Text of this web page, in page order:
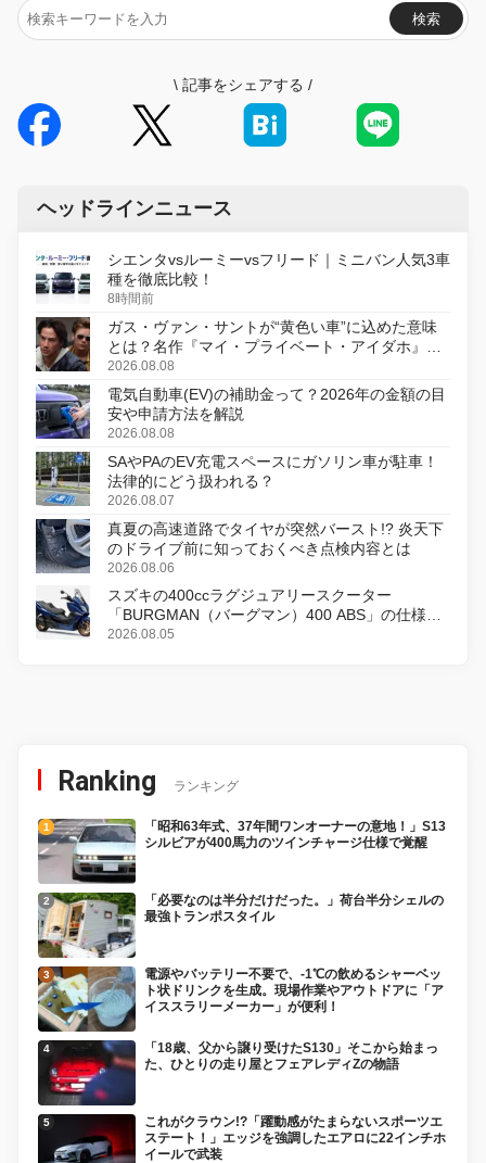
検索
\ 記事をシェアする /
ヘッドラインニュース
シエンタvsルーミーvsフリード｜ミニバン人気3車
種を徹底比較！
8時間前
ガス・ヴァン・サントが“黄色い車”に込めた意味
とは？名作『マイ・プライベート・アイダホ』が
初のデジタルリマスター版で復活
2026.08.08
電気自動車(EV)の補助金って？2026年の金額の目
安や申請方法を解説
2026.08.08
SAやPAのEV充電スペースにガソリン車が駐車！
法律的にどう扱われる？
2026.08.07
真夏の高速道路でタイヤが突然バースト!? 炎天下
のドライブ前に知っておくべき点検内容とは
2026.08.06
スズキの400ccラグジュアリースクーター
「BURGMAN（バーグマン）400 ABS」の仕様を
変更し、8月18日に発売
2026.08.05
Ranking ランキング
「昭和63年式、37年間ワンオーナーの意地！」S13
シルビアが400馬力のツインチャージ仕様で覚醒
「必要なのは半分だけだった。」荷台半分シェルの
最強トランポスタイル
電源やバッテリー不要で、-1℃の飲めるシャーベッ
ト状ドリンクを生成。現場作業やアウトドアに「ア
イススラリーメーカー」が便利！
「18歳、父から譲り受けたS130」そこから始まっ
た、ひとりの走り屋とフェアレディZの物語
これがクラウン!?「躍動感がたまらないスポーツエ
ステート！」エッジを強調したエアロに22インチホ
イールで武装